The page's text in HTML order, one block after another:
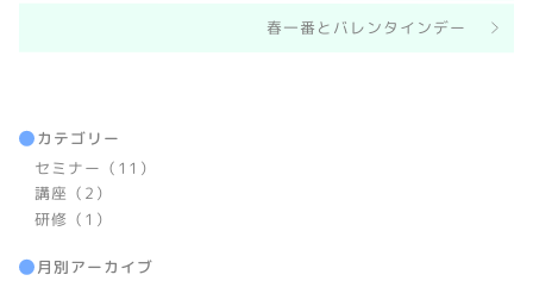
春一番とバレンタインデー
カテゴリー
セミナー（11）
講座（2）
研修（1）
月別アーカイブ